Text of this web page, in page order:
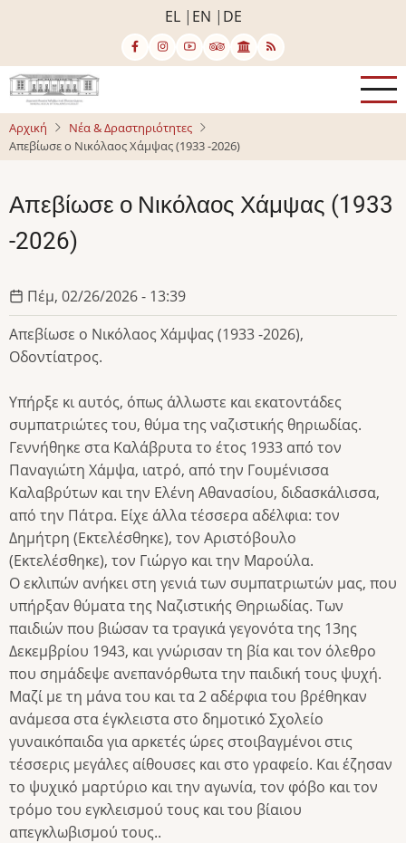
κυρίως
περιεχόμενο
EL EN DE
Αρχική
Νέα & Δραστηριότητες
Απεβίωσε ο Νικόλαος Χάμψας (1933 -2026)
Απεβίωσε ο Νικόλαος Χάμψας (1933
-2026)
Πέμ, 02/26/2026 - 13:39
Απεβίωσε ο Νικόλαος Χάμψας (1933 -2026),
Οδοντίατρος.
Υπήρξε κι αυτός, όπως άλλωστε και εκατοντάδες
συμπατριώτες του, θύμα της ναζιστικής θηριωδίας.
Γεννήθηκε στα Καλάβρυτα το έτος 1933 από τον
Παναγιώτη Χάμψα, ιατρό, από την Γουμένισσα
Καλαβρύτων και την Ελένη Αθανασίου, διδασκάλισσα,
από την Πάτρα. Είχε άλλα τέσσερα αδέλφια: τον
Δημήτρη (Εκτελέσθηκε), τον Αριστόβουλο
(Εκτελέσθηκε), τον Γιώργο και την Μαρούλα.
Ο εκλιπών ανήκει στη γενιά των συμπατριωτών μας, που
υπήρξαν θύματα της Ναζιστικής Θηριωδίας. Των
παιδιών που βιώσαν τα τραγικά γεγονότα της 13ης
Δεκεμβρίου 1943, και γνώρισαν τη βία και τον όλεθρο
που σημάδεψε ανεπανόρθωτα την παιδική τους ψυχή.
Μαζί με τη μάνα του και τα 2 αδέρφια του βρέθηκαν
ανάμεσα στα έγκλειστα στο δημοτικό Σχολείο
γυναικόπαιδα για αρκετές ώρες στοιβαγμένοι στις
τέσσερις μεγάλες αίθουσες και στο γραφείο. Και έζησαν
το ψυχικό μαρτύριο και την αγωνία, τον φόβο και τον
τρόμο του εγκλεισμού τους και του βίαιου
απεγκλωβισμού τους..